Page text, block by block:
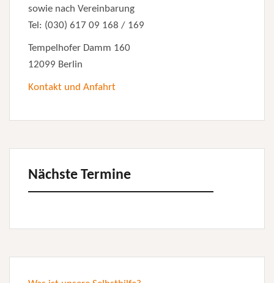
sowie nach Vereinbarung
Tel: (030) 617 09 168 / 169
Tempelhofer Damm 160
12099 Berlin
Kontakt und Anfahrt
Nächste Termine